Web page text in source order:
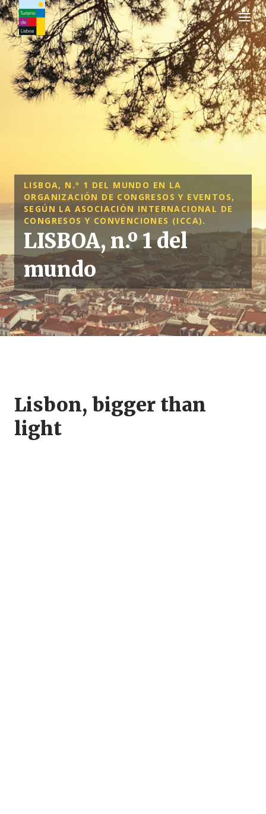
Logo de Turismo de Lisboa
LISBOA, N.º 1 DEL MUNDO EN LA
ORGANIZACIÓN DE CONGRESOS Y EVENTOS,
SEGÚN LA ASOCIACIÓN INTERNACIONAL DE
CONGRESOS Y CONVENCIONES (ICCA).
LISBOA, n.º 1 del
mundo
Lisbon, bigger than
light